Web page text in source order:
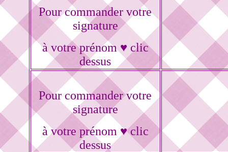
Pour commander votre
signature
à votre prénom ♥ clic
dessus
Pour commander votre
signature
à votre prénom ♥ clic
dessus